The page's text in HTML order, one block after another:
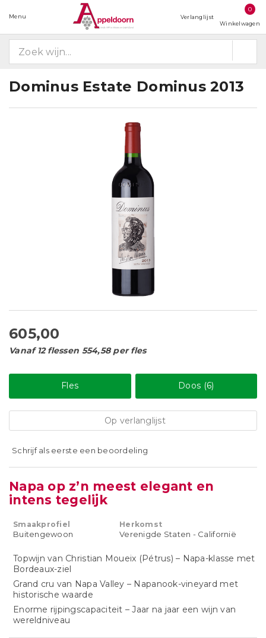
Menu Verlanglijst
0
Winkelwagen
Dominus Estate Dominus 2013
605,00
Vanaf 12 flessen 554,58 per fles
Fles Doos (6)
Op verlanglijst
Schrijf als eerste een beoordeling
Napa op z’n meest elegant en
intens tegelijk
Smaakprofiel
Buitengewoon
Herkomst
Verenigde Staten - Californië
Topwijn van Christian Moueix (Pétrus) – Napa-klasse met
Bordeaux-ziel
Grand cru van Napa Valley – Napanook-vineyard met
historische waarde
Enorme rijpingscapaciteit – Jaar na jaar een wijn van
wereldniveau